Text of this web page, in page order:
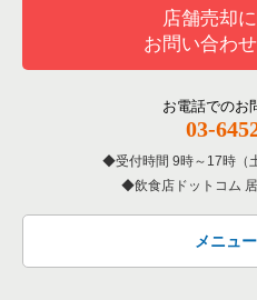
洋食の居抜き売却物件の案件一覧
その他の居抜き売却物件の案件一
大阪市東住吉区の飲食店の居抜
門真市の飲食店の居抜き売却物
大阪市天王寺区の飲食店の居抜
高石市の飲食店の居抜き売却物
大阪府のバーの居抜き売却物件
大阪府の居酒屋・ダイニングバ
大阪府の和食の居抜き売却物件
大阪府の洋食の居抜き売却物件
大阪府のその他の居抜き売却物
店舗売却
お問い合わ
お電話でのお
03-
受付時間 9時～17時（
飲食店ドットコム
メニュ